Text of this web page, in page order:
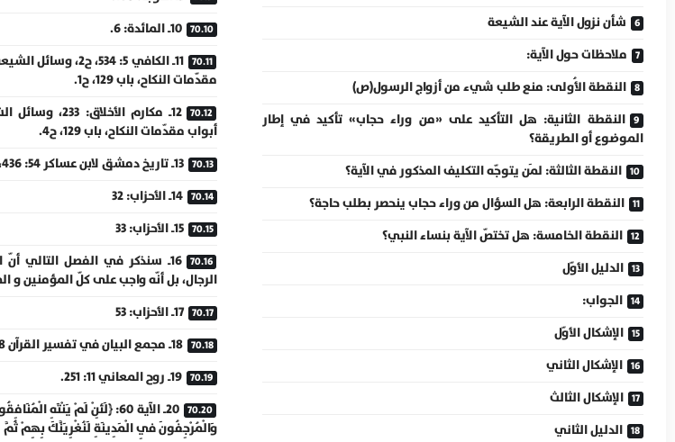
شأن نزول الآية عند الشيعة
ملاحظات حول الآية:
النقطة الأُولى: منع طلب شيء من أزواج الرسول(ص)
النقطة الثانية: هل التأكيد على «من وراء حجاب» تأكيد في إطار
الموضوع أو الطريقة؟
النقطة الثالثة: لمَن يتوجّه التكليف المذكور في الآية؟
النقطة الرابعة: هل السؤال من وراء حجاب ينحصر بطلب حاجة؟
النقطة الخامسة: هل تختصّ الآية بنساء النبي؟
الدليل الأوّل
الجواب:
الإشكال الأوّل
الإشكال الثاني
الإشكال الثالث
الدليل الثاني
10ـ المائدة: 6.
مقدّمات النكاح، باب 129، ح1.
أبواب مقدّمات النكاح، باب 129، ح4.
13ـ تاريخ دمشق لابن عساكر 54: 436، الكشّاف 3: 229.
14ـ الأحزاب: 32
15ـ الأحزاب: 33
16ـ سنذكر في الفصل التالي
الرجال، بل أنّه واجب على كلّ المؤمنين و
17ـ الأحزاب: 53
18ـ مجمع البيان في تفسير القرآن 8: 577.
19ـ روح المعاني 11: 251.
20ـ الآية 60: ﴿لَئِنْ لَمْ
وَالْمُرْجِفُونَ فِي الْمَدِينَةِ لَنُغْرِيَنَّكَ بِهِمْ ثُمَّ